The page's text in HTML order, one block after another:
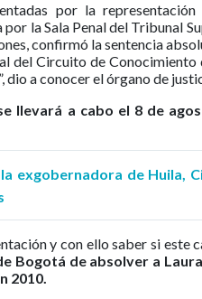
por la
la Sala Penal del Tribunal
confirmó la sentencia
del Circuito de Conocimiento
dio a conocer el órgano de
llevará a cabo el 8 de
exgobernadora de Huila,
y con ello saber si este
Bogotá de absolver a
2010.